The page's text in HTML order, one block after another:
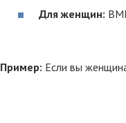
Для женщин:
Пример: Если вы